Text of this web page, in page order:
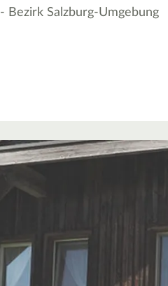
- Bezirk Salzburg-Umgebung